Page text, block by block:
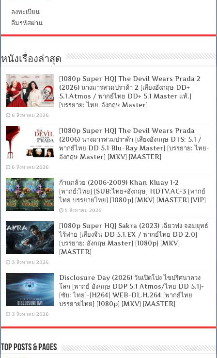
ลงทะเบียน
ลืมรหัสผ่าน
หนังเรื่องล่าสุด
[1080p Super HQ] The Devil Wears Prada 2
(2026) นางมารสวมปราด้า 2 [เสียงอังกฤษ DD+
5.1.Atmos / พากย์ไทย DD+ 5.1 Master แท้.]
[บรรยาย: ไทย-อังกฤษ Master]
6 สิงหาคม 2026
[1080p Super HQ] The Devil Wears Prada
(2006) นางมารสวมปราด้า [เสียงอังกฤษ DTS: 5.1 /
พากย์ไทย DD 5.1 Blu-Ray Master] [บรรยาย: ไทย-
อังกฤษ Master] [MKV] [MASTER]
6 สิงหาคม 2026
ก้านกล้วย (2006-2009) Khan Kluay 1-2
[พากย์:ไทย] [SUB:ไทย+อังกฤษ] HDTV.AC-3 [พากย์
ไทย บรรยายไทย] [1080p] [MKV] [MASTER] [VIP]
5 สิงหาคม 2026
[1080p Super HQ] Sakra (2023) เฉียวฟง จอมยุทธ์
ไร้พ่าย [เสียงจีน DD 5.1.EX / พากย์ไทย DD 2.0]
[บรรยาย: อังกฤษ Master] [1080p] [MKV]
[MASTER]
3 สิงหาคม 2026
Disclosure Day (2026) วันเปิดโปง ไขปริศนาลวง
โลก [พากย์ อังกฤษ DDP 5.1 Atmos/ไทย DD 5.1]-
[ซับ: ไทย]-[H264] WEB-DL.H.264 [พากย์ไทย
บรรยายไทย] [1080p] [MKV] [MASTER]
3 สิงหาคม 2026
Top Posts & Pages